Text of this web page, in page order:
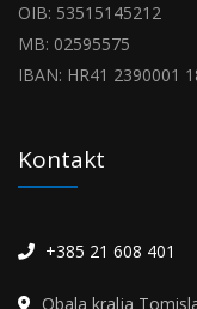
OIB: 53515145212
MB: 02595575
IBAN: HR41 2390001
Kontakt
+385 21 608 401
Obala kralja